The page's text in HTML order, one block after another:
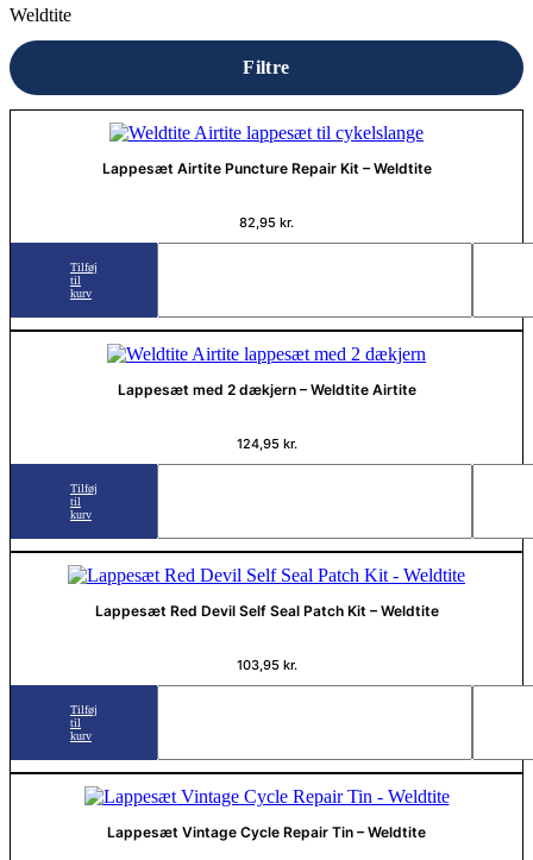
Weldtite
Filtre
Lappesæt Airtite Puncture Repair Kit – Weldtite
82,95 kr.
Tilføj
til
kurv
Lappesæt med 2 dækjern – Weldtite Airtite
124,95 kr.
Tilføj
til
kurv
Lappesæt Red Devil Self Seal Patch Kit – Weldtite
103,95 kr.
Tilføj
til
kurv
Lappesæt Vintage Cycle Repair Tin – Weldtite